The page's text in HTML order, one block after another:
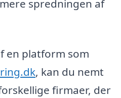
spredningen af
en platform som
, kan du nemt
firmaer, der